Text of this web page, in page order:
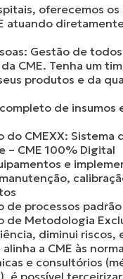
oferecemos
atuando
Gestão de
CME. Tenha um
produtos e da
de insumos
do CMEXX: Sistema
– CME 100% Digital
e
de processos
de Metodologia
diminui riscos,
a CME às
e consultórios